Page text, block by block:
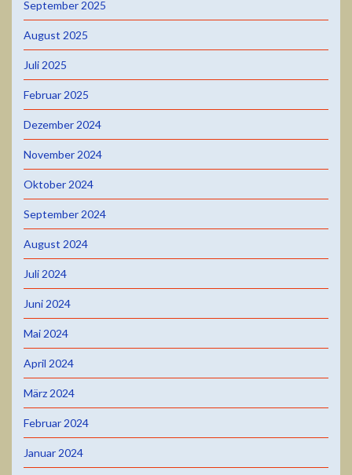
September 2025
August 2025
Juli 2025
Februar 2025
Dezember 2024
November 2024
Oktober 2024
September 2024
August 2024
Juli 2024
Juni 2024
Mai 2024
April 2024
März 2024
Februar 2024
Januar 2024